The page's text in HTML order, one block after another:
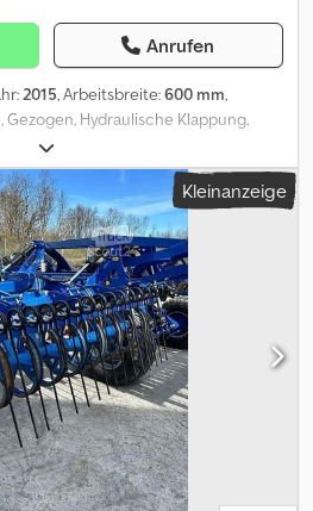
Anrufen
2015, Arbeitsbreite:600 mm,
, Gezogen, Hydraulische Klappung,
Stützräder, doppel STS
Dodpfjzng Arex Aa
Kleinanzeige